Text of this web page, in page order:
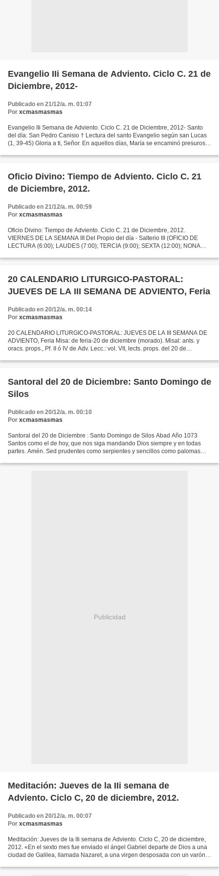
Evangelio IIi Semana de Adviento. Ciclo C. 21 de
Diciembre, 2012-
Publicado en 21/12/a. m. 01:07
Por xcmasmasmas
Evangelio IIi Semana de Adviento. Ciclo C. 21 de Diciembre, 2012- Santo
del día: San Pedro Canisio † Lectura del santo Evangelio según san Lucas
(1, 39-45) Gloria a ti, Señor. En aquellos días, María se encaminó presurosa
Oficio Divino: Tiempo de Adviento. Ciclo C. 21
de Diciembre, 2012.
Publicado en 21/12/a. m. 00:59
Por xcmasmasmas
Oficio Divino: Tiempo de Adviento. Ciclo C. 21 de Diciembre, 2012.
VIERNES DE LA SEMANA III Del Propio del día - Salterio III (OFICIO DE
LECTURA (6:00); LAUDES (7:00); TERCIA (9:00); SEXTA (12:00); NONA
20 CALENDARIO LITURGICO-PASTORAL:
JUEVES DE LA III SEMANA DE ADVIENTO, Feria
Publicado en 20/12/a. m. 00:14
Por xcmasmasmas
20 CALENDARIO LITURGICO-PASTORAL: JUEVES DE LA III SEMANA DE
ADVIENTO, Feria Misa: de feria-20 de diciembre (morado). Misal: ants. y
oracs. props., Pf. II ó IV de Adv. Lecc.: vol. VII, lects. props. del 20 de
Santoral del 20 de Diciembre: Santo Domingo de
Silos
Publicado en 20/12/a. m. 00:10
Por xcmasmasmas
Santoral del 20 de Diciembre : Santo Domingo de Silos Abad Año 1073
Santos como el de hoy, que nos siga mandando Dios siempre y en todas
partes. Amén. Sed prudentes como serpientes y sencillos como palomas
Publicidad
Meditación: Jueves de la IIi semana de
Adviento. Ciclo C, 20 de diciembre, 2012.
Publicado en 20/12/a. m. 00:07
Por xcmasmasmas
Meditación: Jueves de la IIi semana de Adviento. Ciclo C, 20 de diciembre,
2012. «En el sexto mes fue enviado el ángel Gabriel departe de Dios a una
ciudad de Galilea, llamada Nazaret, a una virgen desposada con un varón